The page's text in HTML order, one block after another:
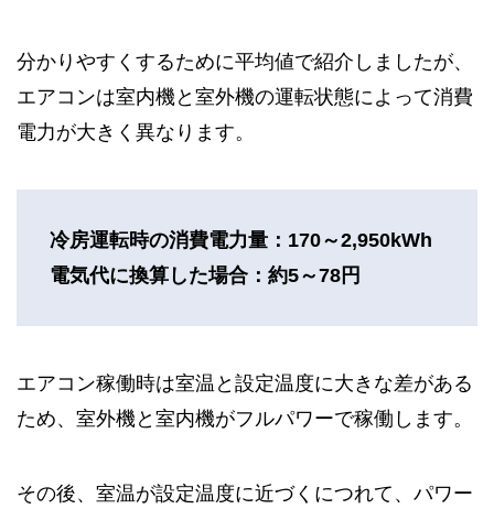
分かりやすくするために平均値で紹介しましたが、
エアコンは室内機と室外機の運転状態によって消費
電力が大きく異なります。
冷房運転時の消費電力量：170～2,950kWh
電気代に換算した場合：約5～78円
エアコン稼働時は室温と設定温度に大きな差がある
ため、室外機と室内機がフルパワーで稼働します。
その後、室温が設定温度に近づくにつれて、パワー